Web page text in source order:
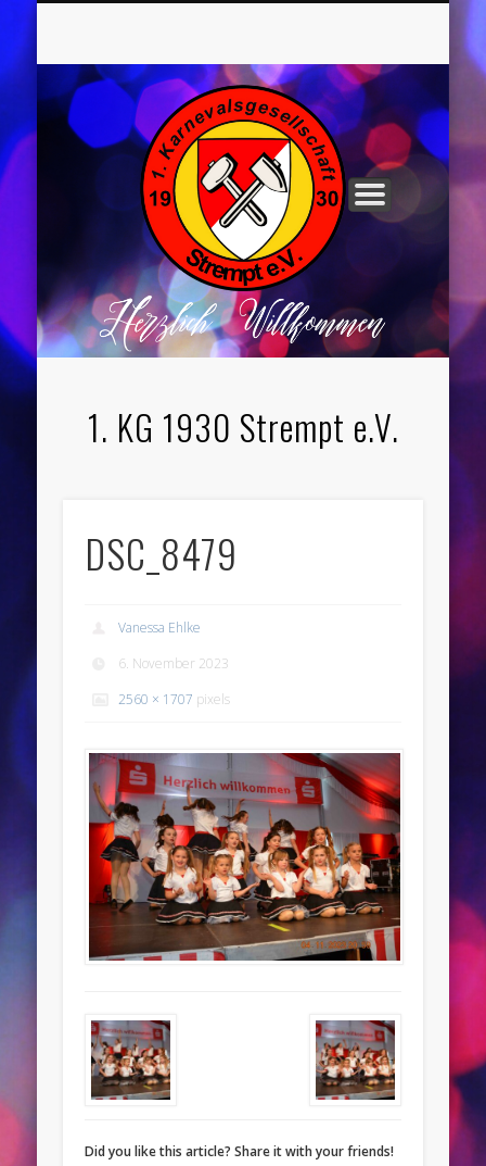
1. KG 1930 Strempt e.V.
DSC_8479
Vanessa Ehlke
6. November 2023
2560 × 1707 pixels
Did you like this article? Share it with your friends!